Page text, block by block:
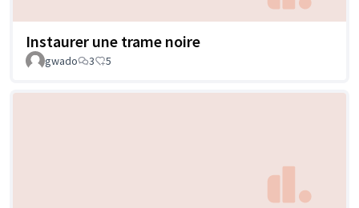
Instaurer une trame noire
gwado 3 5